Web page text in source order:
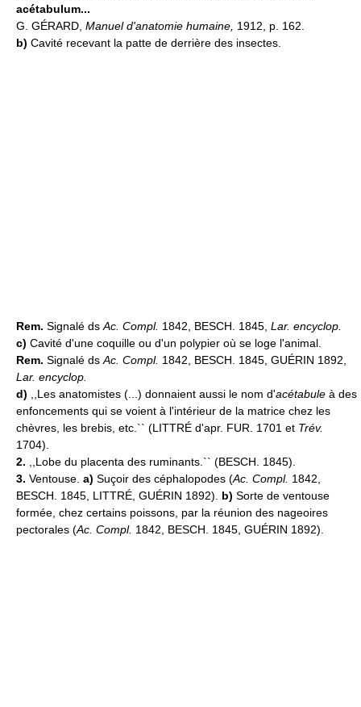
acétabulum...
G. GÉRARD, Manuel d'anatomie humaine, 1912, p. 162.
b) Cavité recevant la patte de derrière des insectes.
Rem. Signalé ds Ac. Compl. 1842, BESCH. 1845, Lar. encyclop.
c) Cavité d'une coquille ou d'un polypier où se loge l'animal.
Rem. Signalé ds Ac. Compl. 1842, BESCH. 1845, GUÉRIN 1892,
Lar. encyclop.
d)
,,Les anatomistes (...) donnaient aussi le nom d'acétabule à des
enfoncements qui se voient à l'intérieur de la matrice chez les
chèvres, les brebis, etc.`` (LITTRÉ d'apr. FUR. 1701 et Trév.
1704).
2.
,,Lobe du placenta des ruminants.`` (BESCH. 1845).
3. Ventouse. a) Suçoir des céphalopodes (Ac. Compl. 1842,
BESCH. 1845, LITTRÉ, GUÉRIN 1892). b) Sorte de ventouse
formée, chez certains poissons, par la réunion des nageoires
pectorales (Ac. Compl. 1842, BESCH. 1845, GUÉRIN 1892).